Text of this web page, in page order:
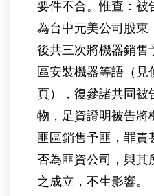
要件不合。惟查：被
為台中元美公司股東
後共三次將機器銷售
區安裝機器等語（見
頁），復參諸共同被
物，足資證明被告將
匪區銷售予匪，罪責
否為匪資公司，與其
之成立，不生影響。